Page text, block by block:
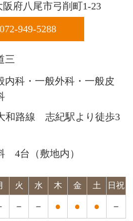
阪府八尾市弓削町1-23
072-949-5288
三
内科・一般外科・一般皮
和路線 志紀駅より徒歩3
4台（敷地内）
火 水 木 金 土 日祝
－ － ● ● ● －